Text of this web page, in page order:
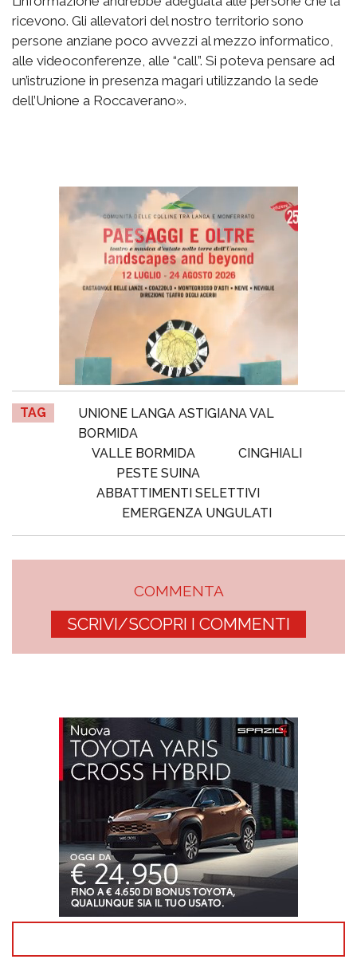
ricevono. Gli allevatori del nostro territorio sono
persone anziane poco avvezzi al mezzo informatico,
alle videoconferenze, alle “call”. Si poteva pensare ad
un’istruzione in presenza magari utilizzando la sede
dell’Unione a Roccaverano».
TAG
UNIONE LANGA ASTIGIANA VAL
BORMIDA
VALLE BORMIDA
CINGHIALI
PESTE SUINA
ABBATTIMENTI SELETTIVI
EMERGENZA UNGULATI
COMMENTA
SCRIVI/SCOPRI I COMMENTI